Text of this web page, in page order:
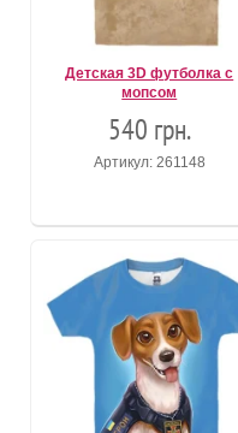
Детская 3D футболка с
мопсом
540 грн.
Артикул: 261148